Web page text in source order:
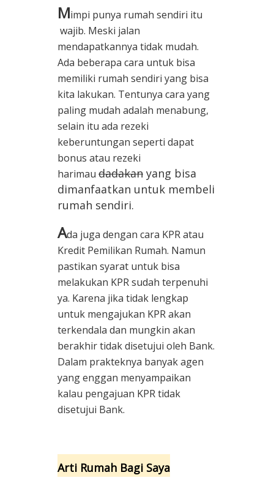
Mimpi punya rumah sendiri itu
wajib. Meski jalan
mendapatkannya tidak mudah.
Ada beberapa cara untuk bisa
memiliki rumah sendiri yang bisa
kita lakukan. Tentunya cara yang
paling mudah adalah menabung,
selain itu ada rezeki
keberuntungan seperti dapat
bonus atau rezeki
harimau dadakan yang bisa
dimanfaatkan untuk membeli
rumah sendiri.
Ada juga dengan cara KPR atau
Kredit Pemilikan Rumah. Namun
pastikan syarat untuk bisa
melakukan KPR sudah terpenuhi
ya. Karena jika tidak lengkap
untuk mengajukan KPR akan
terkendala dan mungkin akan
berakhir tidak disetujui oleh Bank.
Dalam prakteknya banyak agen
yang enggan menyampaikan
kalau pengajuan KPR tidak
disetujui Bank.
Arti Rumah Bagi Saya